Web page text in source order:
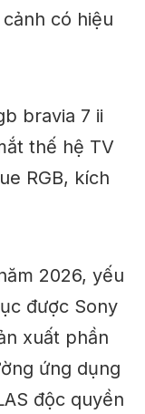
có hiệu
2026, yếu
được Sony
xuất phần
ứng dụng
độc quyền